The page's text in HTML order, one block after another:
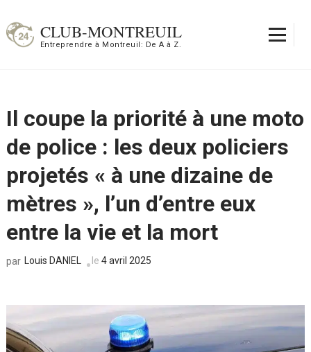
au
contenu
CLUB-MONTREUIL
Entreprendre à Montreuil: De A à Z.
Il coupe la priorité à une moto
de police : les deux policiers
projetés « à une dizaine de
mètres », l’un d’entre eux
entre la vie et la mort
par Louis DANIEL le 4 avril 2025